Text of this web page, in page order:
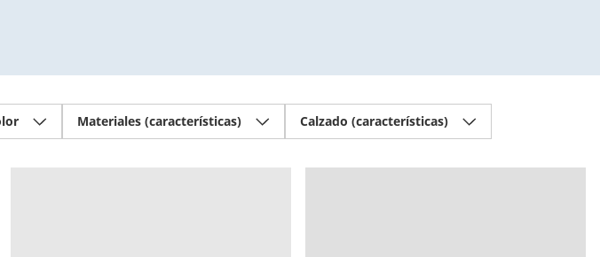
Materiales (características) Calzado (características)